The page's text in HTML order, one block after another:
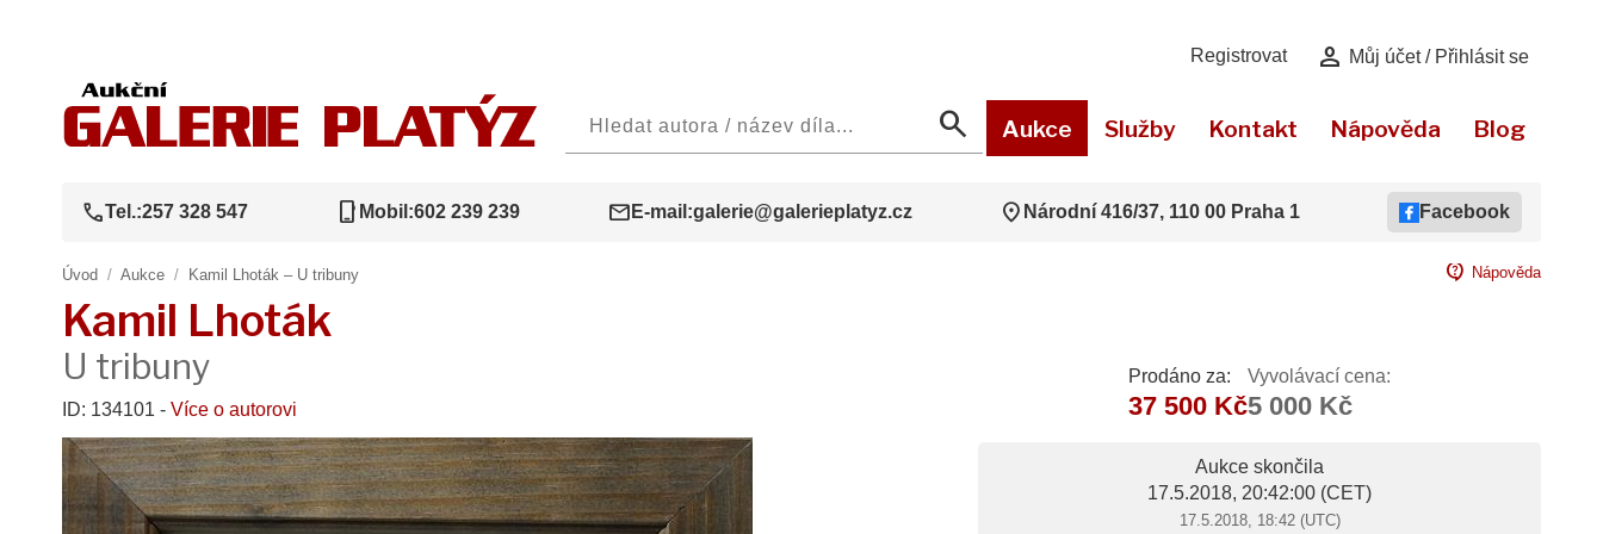
Registrovat person Můj účet / Přihlásit se
search Aukce Služby Kontakt Nápověda Blog
callTel.:257 328 547 phone_iphone Mobil:602 239 239 mail E-mail:galerie@galerieplatyz.cz location_on Národní 416/37, 110 00 Praha 1 Facebook
Úvod / Aukce / Kamil Lhoták – U tribuny contact_support Nápověda
Kamil Lhoták
U tribuny
ID: 134101 - Více o autorovi
Prodáno za:
37 500 Kč
Vyvolávací cena:
5 000 Kč
Aukce skončila
17.5.2018, 20:42:00 (CET)
17.5.2018, 18:42 (UTC)